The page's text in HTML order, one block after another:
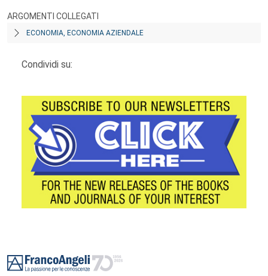
ARGOMENTI COLLEGATI
ECONOMIA, ECONOMIA AZIENDALE
Condividi su: